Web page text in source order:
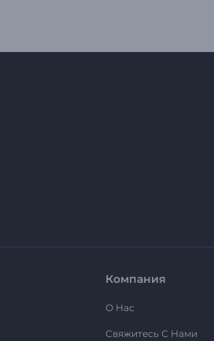
Компания
О Нас
Свяжитесь С Нами